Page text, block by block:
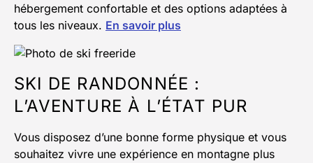
hébergement confortable et des options adaptées à
tous les niveaux. En savoir plus
SKI DE RANDONNÉE :
L’AVENTURE À L’ÉTAT PUR
Vous disposez d’une bonne forme physique et vous
souhaitez vivre une expérience en montagne plus